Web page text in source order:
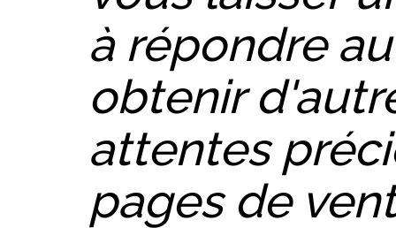
à répondre
obtenir
attentes
pages de